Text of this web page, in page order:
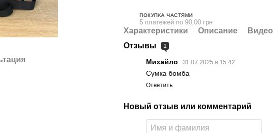
ПОКУПКА ЧАСТЯМИ
5 платежей по 90.00 грн
Характеристики Описание
Видео
Отзывы
1
Михайло 31.07.2025 в 15:42
Сумка бомба
Ответить
Новый отзыв или комментарий